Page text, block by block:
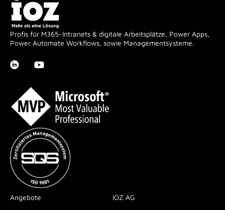
Profis für M365-Intranets & digitale Arbeitsplätze, Power Apps,
Power Automate Workflows, sowie Managementsysteme.
Angebote IOZ AG